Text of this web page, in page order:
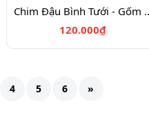
Chim Đậu
120.000₫
4 5 6 »